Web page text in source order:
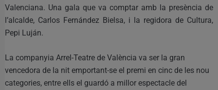
Valenciana. Una gala que va comptar amb la presència de
l’alcalde, Carlos Fernández Bielsa, i la regidora de Cultura,
Pepi Luján.
La companyia Arrel-Teatre de València va ser la gran
vencedora de la nit emportant-se el premi en cinc de les nou
categories, entre ells el guardó a millor espectacle del